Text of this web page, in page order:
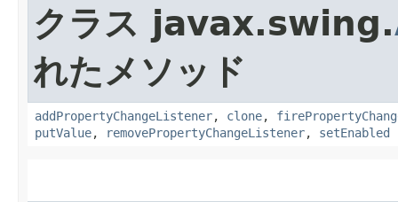
クラス javax.swing.
れたメソッド
addPropertyChangeListener, clone,
putValue, removePropertyChangeListener, setEnabled